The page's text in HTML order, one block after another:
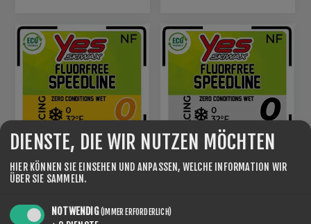
FLUOR FREE SPEED LINE
€71,40 €71,40
DIENSTE, DIE WIR NUTZEN MÖCHTEN
HIER KÖNNEN SIE EINSEHEN UND ANPASSEN, WELCHE INFORMATION WIR
ÜBER SIE SAMMELN.
NOTWENDIG(IMMER ERFORDERLICH)